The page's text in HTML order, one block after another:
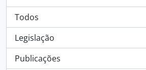
Todos
Legislação
, 1 resultados
Publicações
, 1 resultados